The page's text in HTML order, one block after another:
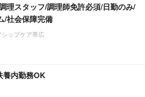
理スタッフ/調理師免許必須/日勤のみ/
/社会保障完備
ップケア帯広
養内勤務OK